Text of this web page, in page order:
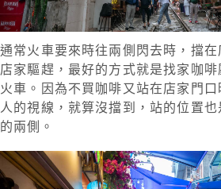
通常火車要來時往兩側閃去時，擋
店家驅趕，最好的方式就是找家咖
火車。因為不買咖啡又站在店家門
人的視線，就算沒擋到，站的位置
的兩側。